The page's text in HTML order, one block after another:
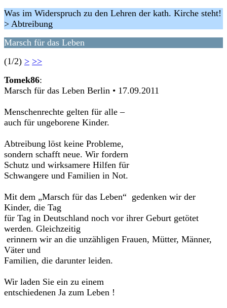
Was im Widerspruch zu den Lehren der kath. Kirche steht!
> Abtreibung
Marsch für das Leben
(1/2) > >>
Tomek86:
Marsch für das Leben Berlin • 17.09.2011
Menschenrechte gelten für alle –
auch für ungeborene Kinder.
Abtreibung löst keine Probleme,
sondern schafft neue. Wir fordern
Schutz und wirksamere Hilfen für
Schwangere und Familien in Not.
Mit dem „Marsch für das Leben“ gedenken wir der
Kinder, die Tag
für Tag in Deutschland noch vor ihrer Geburt getötet
werden. Gleichzeitig
erinnern wir an die unzähligen Frauen, Mütter, Männer,
Väter und
Familien, die darunter leiden.
Wir laden Sie ein zu einem
entschiedenen Ja zum Leben !